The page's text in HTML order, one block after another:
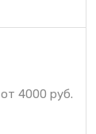
от 4000 руб.